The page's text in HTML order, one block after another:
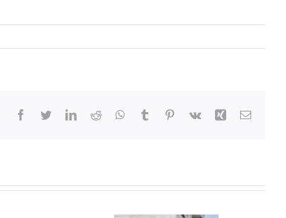
Facebook
TwitterLinkedIn
Reddit WhatsApp
Tumblr Pinterest
Vk Xing Email